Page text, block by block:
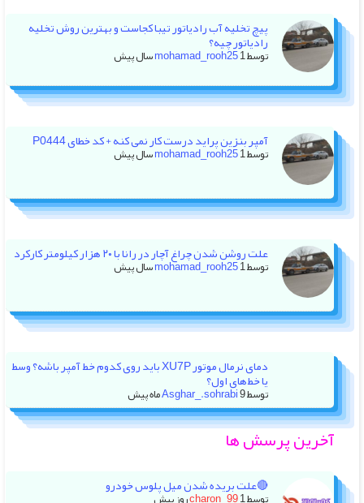
پیچ تخلیه آب رادیاتور تیبا کجاست و بهترین روش تخلیه
رادیاتور چیه؟
توسط mohamad_rooh251 سال پیش
آمپر بنزین پراید درست کار نمی کنه + کد خطای P0444
توسط mohamad_rooh251 سال پیش
علت روشن شدن چراغ آچار در رانا با ۲۰ هزار کیلومتر کارکرد
توسط mohamad_rooh251 سال پیش
دمای نرمال موتور XU7P باید روی کدوم خط آمپر باشه؟ وسط
یا خط‌های اول؟
توسط Asghar_.sohrabi9 ماه پیش
آخرین پرسش ها
🔴علت بریده شدن میل پلوس خودرو